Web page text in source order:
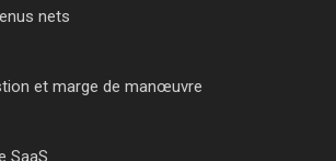
nets
et marge de manœuvre
SaaS